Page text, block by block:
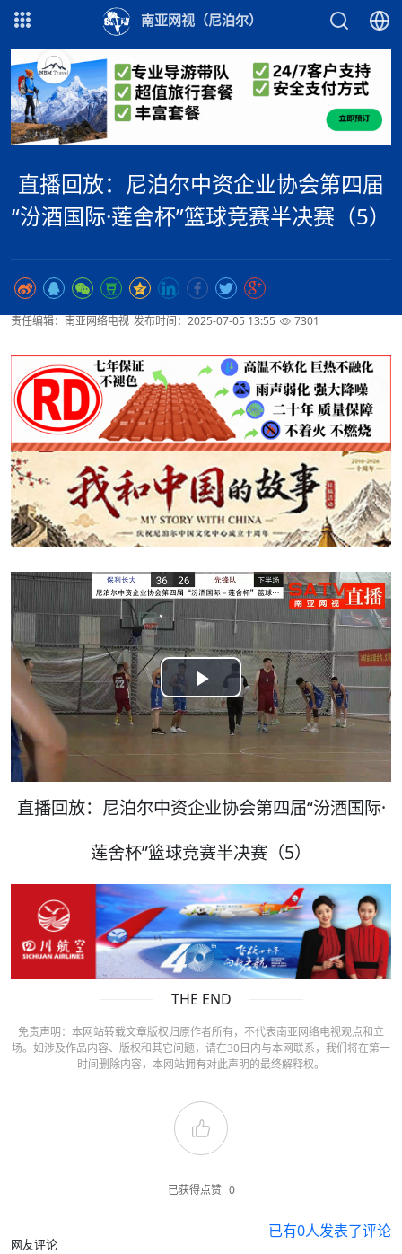
南亚网视（尼泊尔）
直播回放：尼泊尔中资企业协会第四届
“汾酒国际·莲舍杯”篮球竞赛半决赛（5）
责任编辑：南亚网络电视 发布时间：2025-07-05 13:55 7301
Play
Video
直播回放：尼泊尔中资企业协会第四届“汾酒国际·
莲舍杯”篮球竞赛半决赛（5）
THE END
免责声明：本网站转载文章版权归原作者所有，不代表南亚网络电视观点和立
场。如涉及作品内容、版权和其它问题，请在30日内与本网联系，我们将在第一
时间删除内容，本网站拥有对此声明的最终解释权。
已获得点赞 0
网友评论
已有0人发表了评论